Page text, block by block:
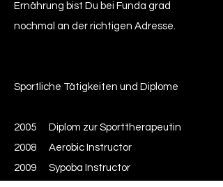
Ernährung bist Du bei Funda grad
nochmal an der richtigen Adresse.
Sportliche Tätigkeiten und Diplome
2005 Diplom zur Sporttherapeutin
2008 Aerobic Instructor
2009 Sypoba Instructor